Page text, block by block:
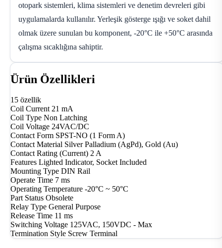
otopark sistemleri, klima sistemleri ve denetim devreleri gibi
uygulamalarda kullanılır. Yerleşik gösterge ışığı ve soket dahil
olmak üzere sunulan bu komponent, -20°C ile +50°C arasında
çalışma sıcaklığına sahiptir.
Ürün Özellikleri
15 özellik
Coil Current 21 mA
Coil Type Non Latching
Coil Voltage 24VAC/DC
Contact Form SPST-NO (1 Form A)
Contact Material Silver Palladium (AgPd), Gold (Au)
Contact Rating (Current) 2 A
Features Lighted Indicator, Socket Included
Mounting Type DIN Rail
Operate Time 7 ms
Operating Temperature -20°C ~ 50°C
Part Status Obsolete
Relay Type General Purpose
Release Time 11 ms
Switching Voltage 125VAC, 150VDC - Max
Termination Style Screw Terminal